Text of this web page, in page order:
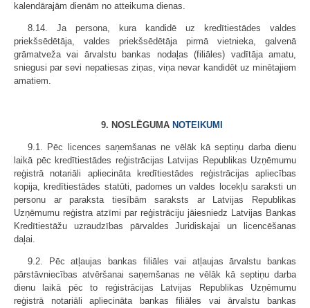
kalendārajām dienām no atteikuma dienas.
8.14. Ja persona, kura kandidē uz kredītiestādes valdes
priekšsēdētāja, valdes priekšsēdētāja pirmā vietnieka, galvenā
grāmatveža vai ārvalstu bankas nodaļas (filiāles) vadītāja amatu,
sniegusi par sevi nepatiesas ziņas, viņa nevar kandidēt uz minētajiem
amatiem.
9. NOSLĒGUMA NOTEIKUMI
9.1. Pēc licences saņemšanas ne vēlāk kā septiņu darba dienu
laikā pēc kredītiestādes reģistrācijas Latvijas Republikas Uzņēmumu
reģistrā notariāli apliecināta kredītiestādes reģistrācijas apliecības
kopija, kredītiestādes statūti, padomes un valdes locekļu saraksti un
personu ar paraksta tiesībām saraksts ar Latvijas Republikas
Uzņēmumu reģistra atzīmi par reģistrāciju jāiesniedz Latvijas Bankas
Kredītiestāžu uzraudzības pārvaldes Juridiskajai un licencēšanas
daļai.
9.2. Pēc atļaujas bankas filiāles vai atļaujas ārvalstu bankas
pārstāvniecības atvēršanai saņemšanas ne vēlāk kā septiņu darba
dienu laikā pēc to reģistrācijas Latvijas Republikas Uzņēmumu
reģistrā notariāli apliecināta bankas filiāles vai ārvalstu bankas